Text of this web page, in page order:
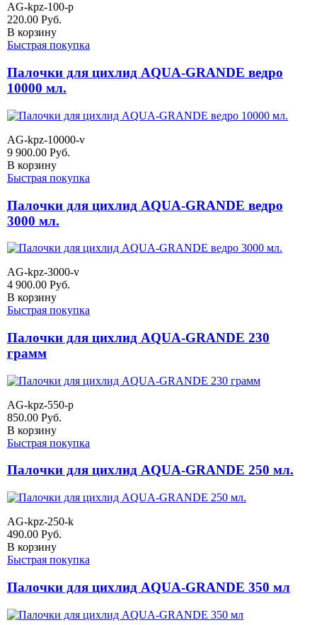
AG-kpz-100-p
220.00 Руб.
В корзину
Быстрая покупка
Палочки для цихлид AQUA-GRANDE ведро
10000 мл.
AG-kpz-10000-v
9 900.00 Руб.
В корзину
Быстрая покупка
Палочки для цихлид AQUA-GRANDE ведро
3000 мл.
AG-kpz-3000-v
4 900.00 Руб.
В корзину
Быстрая покупка
Палочки для цихлид AQUA-GRANDE 230
грамм
AG-kpz-550-p
850.00 Руб.
В корзину
Быстрая покупка
Палочки для цихлид AQUA-GRANDE 250 мл.
AG-kpz-250-k
490.00 Руб.
В корзину
Быстрая покупка
Палочки для цихлид AQUA-GRANDE 350 мл